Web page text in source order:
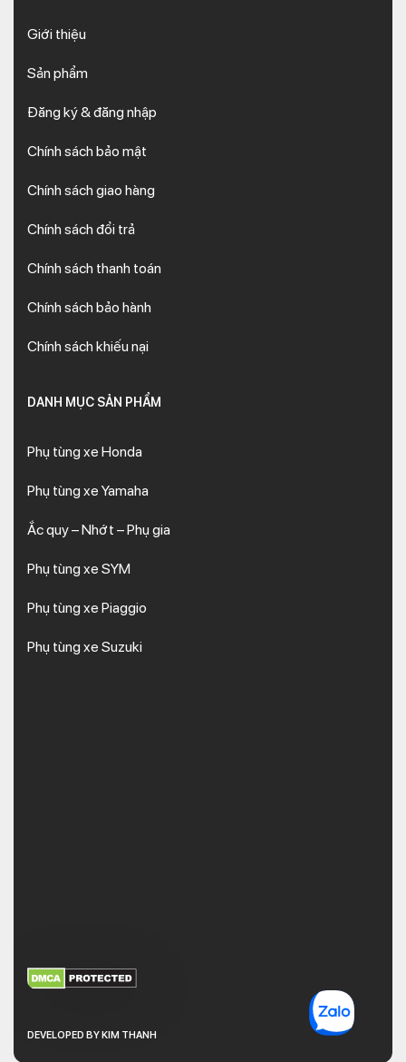
Giới thiệu
Sản phẩm
Đăng ký & đăng nhập
Chính sách bảo mật
Chính sách giao hàng
Chính sách đổi trả
Chính sách thanh toán
Chính sách bảo hành
Chính sách khiếu nại
DANH MỤC SẢN PHẨM
Phụ tùng xe Honda
Phụ tùng xe Yamaha
Ắc quy – Nhớt – Phụ gia
Phụ tùng xe SYM
Phụ tùng xe Piaggio
Phụ tùng xe Suzuki
DEVELOPED BY KIM THANH
XEM THÊM